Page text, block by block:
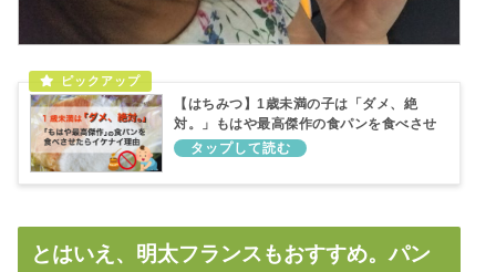
【はちみつ】1歳未満の子は「ダメ、絶
対。」もはや最高傑作の食パンを食べさせ
たらイケナイ理由
とはいえ、明太フランスもおすすめ。パン